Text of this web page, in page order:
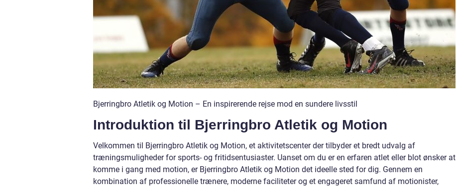
Bjerringbro Atletik og Motion – En inspirerende rejse mod en sundere livsstil
Introduktion til Bjerringbro Atletik og Motion
Velkommen til Bjerringbro Atletik og Motion, et aktivitetscenter der tilbyder et bredt udvalg af
træningsmuligheder for sports- og fritidsentusiaster. Uanset om du er en erfaren atlet eller blot ønsker at
komme i gang med motion, er Bjerringbro Atletik og Motion det ideelle sted for dig. Gennem en
kombination af professionelle trænere, moderne faciliteter og et engageret samfund af motionister,